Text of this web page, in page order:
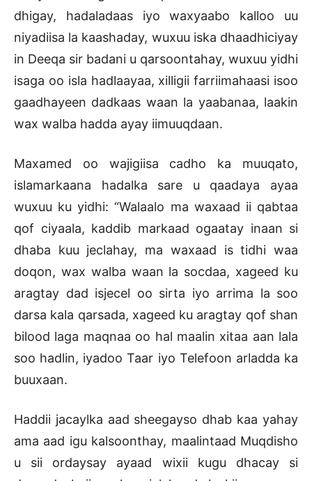
dhigay, hadaladaas iyo waxyaabo kalloo uu
niyadiisa la kaashaday, wuxuu iska dhaadhiciyay
in Deeqa sir badani u qarsoontahay, wuxuu yidhi
isaga oo isla hadlaayaa, xilligii farriimahaasi isoo
gaadhayeen dadkaas waan la yaabanaa, laakin
wax walba hadda ayay iimuuqdaan.
Maxamed oo wajigiisa cadho ka muuqato,
islamarkaana hadalka sare u qaadaya ayaa
wuxuu ku yidhi: “Walaalo ma waxaad ii qabtaa
qof ciyaala, kaddib markaad ogaatay inaan si
dhaba kuu jeclahay, ma waxaad is tidhi waa
doqon, wax walba waan la socdaa, xageed ku
aragtay dad isjecel oo sirta iyo arrima la soo
darsa kala qarsada, xageed ku aragtay qof shan
bilood laga maqnaa oo hal maalin xitaa aan lala
soo hadlin, iyadoo Taar iyo Telefoon arladda ka
buuxaan.
Haddii jacaylka aad sheegayso dhab kaa yahay
ama aad igu kalsoonthay, maalintaad Muqdisho
u sii ordaysay ayaad wixii kugu dhacay si